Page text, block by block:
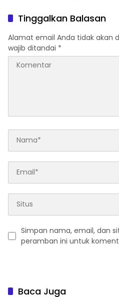
Pengeroyokan
Tinggalkan Balasan
Alamat email Anda tidak akan
wajib ditandai *
Simpan nama, email, dan
peramban ini untuk
Baca Juga